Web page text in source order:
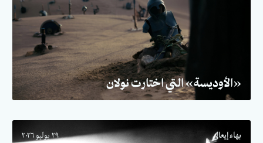
«الأوديسة» التي اختارت نولان
بهاء إيعالي ٢٩ يوليو ٢٠٢٦